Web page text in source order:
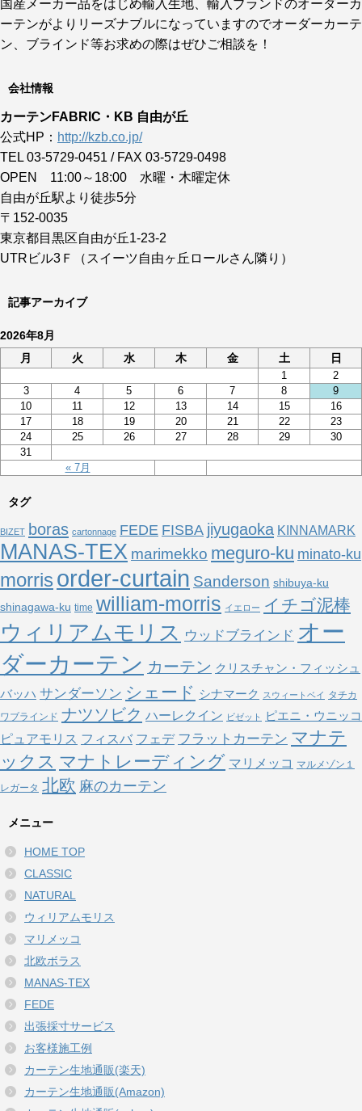
国産メーカー品をはじめ輸入生地、輸入ブランドのオーダーカ
ーテンがよりリーズナブルになっていますのでオーダーカーテ
ン、ブラインド等お求めの際はぜひご相談を！
会社情報
カーテンFABRIC・KB 自由が丘
公式HP： http://kzb.co.jp/
TEL 03-5729-0451 / FAX 03-5729-0498
OPEN 11:00～18:00 水曜・木曜定休
自由が丘駅より徒歩5分
〒152-0035
東京都目黒区自由が丘1-23-2
UTRビル3Ｆ（スイーツ自由ヶ丘ロールさん隣り）
記事アーカイブ
2026年8月
月
火 水 木 金 土 日
« 7月
1
2
3
4 5 6 7 8
9
10
11 12 13 14 15
16
17
18 19 20 21 22
23
24
25 26 27 28 29
30
31
タグ
BIZET boras cartonnage FEDE FISBA jiyugaoka KINNAMARK
MANAS-TEX marimekko meguro-ku minato-ku
morris order-curtain Sanderson shibuya-ku
shinagawa-ku time william-morris イエロー イチゴ泥棒
ウィリアムモリス ウッドブラインド オー
ダーカーテン カーテン クリスチャン・フィッシュ
バッハ サンダーソン シェード シナマーク スウィートベイ タチカ
ワブラインド ナツソビク ハーレクイン ビゼット ピエニ・ウニッコ
ピュアモリス フィスバ フェデ フラットカーテン マナテ
ックス マナトレーディング マリメッコ マルメゾン１
レガータ 北欧 麻のカーテン
メニュー
HOME TOP
CLASSIC
NATURAL
ウィリアムモリス
マリメッコ
北欧ボラス
MANAS-TEX
FEDE
出張採寸サービス
お客様施工例
カーテン生地通販(楽天)
カーテン生地通販(Amazon)